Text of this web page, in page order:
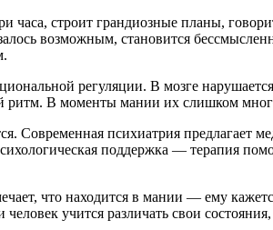
строит грандиозные планы,
возможным, становится
регуляции. В мозге
ритм. В моменты мании их слишком
Современная психиатрия предлагает
поддержка — терапия
что находится в мании — ему
учится различать свои